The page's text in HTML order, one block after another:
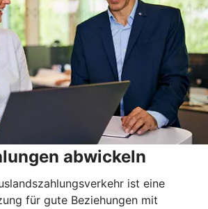
abwickeln
ist eine
für gute Beziehungen mit